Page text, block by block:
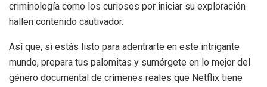
criminología como los curiosos por iniciar su exploración
hallen contenido cautivador.
Así que, si estás listo para adentrarte en este intrigante
mundo, prepara tus palomitas y sumérgete en lo mejor del
género documental de crímenes reales que Netflix tiene